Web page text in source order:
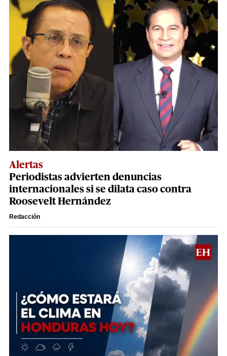
Alertas
Periodistas advierten denuncias
internacionales si se dilata caso contra
Roosevelt Hernández
Redacción